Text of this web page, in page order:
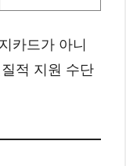
카드가 아니
적 지원 수단